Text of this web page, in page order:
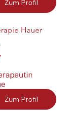
Zum Profil
Hauer
Zum Profil